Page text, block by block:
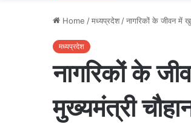
Home /मध्यप्रदेश /नागरिकों के जीवन में
मध्यप्रदेश
नागरिकों के
मुख्यमंत्री